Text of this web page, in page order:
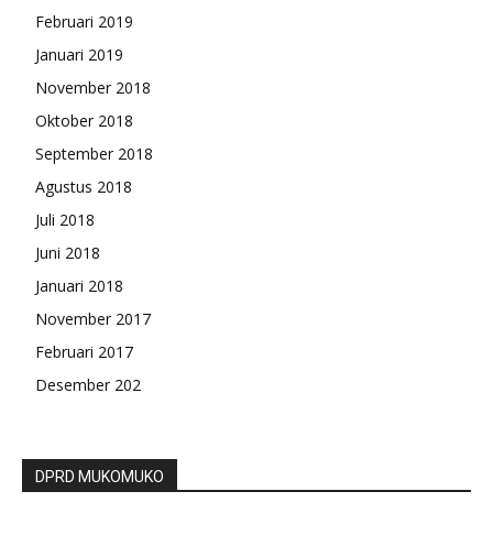
Februari 2019
Januari 2019
November 2018
Oktober 2018
September 2018
Agustus 2018
Juli 2018
Juni 2018
Januari 2018
November 2017
Februari 2017
Desember 202
DPRD MUKOMUKO